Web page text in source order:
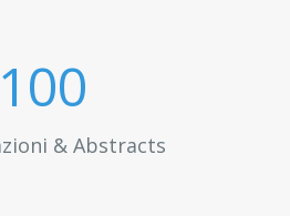
100
& Abstracts